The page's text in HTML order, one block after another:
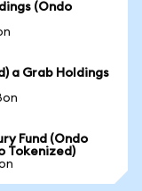
(Ondo
a Grab Holdings
Fund (Ondo
Tokenized)